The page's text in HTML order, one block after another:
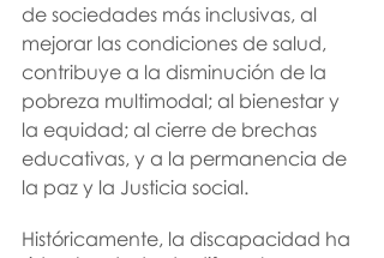
de sociedades más inclusivas, al
mejorar las condiciones de salud,
contribuye a la disminución de la
pobreza multimodal; al bienestar y
la equidad; al cierre de brechas
educativas, y a la permanencia de
la paz y la Justicia social.
Históricamente, la discapacidad ha